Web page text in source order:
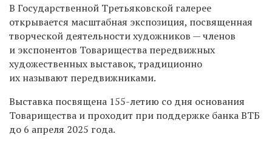
В Государственной Третьяковской галерее
открывается масштабная экспозиция, посвященная
творческой деятельности художников — членов
и экспонентов Товарищества передвижных
художественных выставок, традиционно
их называют передвижниками.
Выставка посвящена 155-летию со дня основания
Товарищества и проходит при поддержке банка ВТБ
до 6 апреля 2025 года.